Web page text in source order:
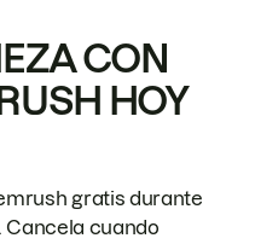
CON
HOY
gratis durante
Cancela cuando